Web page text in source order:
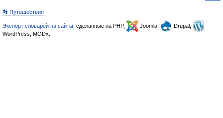
👣 Путешествия
Экспорт словарей на сайты , сделанные на PHP, Joomla,
Drupal,
WordPress, MODx.